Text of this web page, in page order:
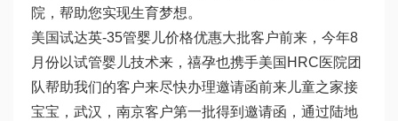
院 ，帮助您实现生育梦想。
美国试达英-35管婴儿价格优惠大批客户前来，今年8
月份以试管婴儿技术来，禧孕也携手美国HRC医院团
队帮助我们的客户来尽快办理邀请函前来儿童之家接
宝宝，武汉，南京客户第一批得到邀请函，通过陆地